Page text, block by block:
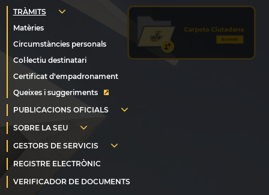
Queixes i suggeriments